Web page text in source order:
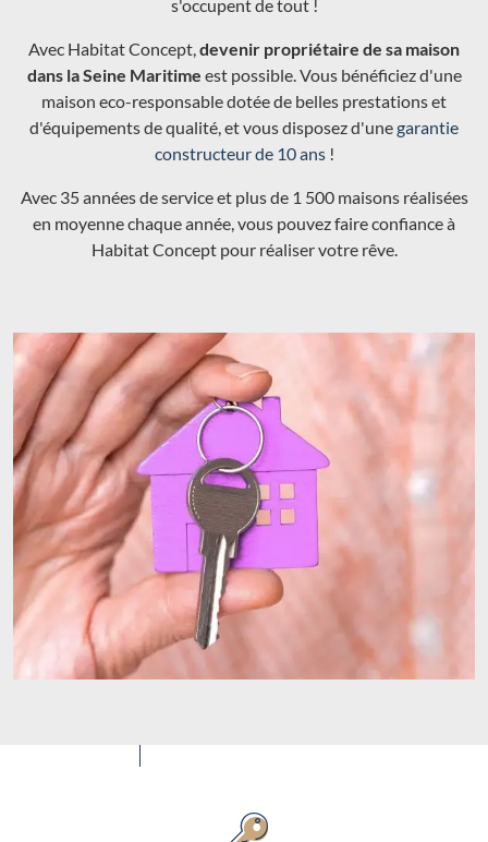
s'occupent de tout !
Avec Habitat Concept,devenir propriétaire de sa maison
dans la Seine Maritime est possible. Vous bénéficiez d'une
maison eco-responsable dotée de belles prestations et
d'équipements de qualité, et vous disposez d'unegarantie
constructeur de 10 ans!
Avec 35 années de service et plus de 1 500 maisons réalisées
en moyenne chaque année, vous pouvez faire confiance à
Habitat Concept pour réaliser votre rêve.